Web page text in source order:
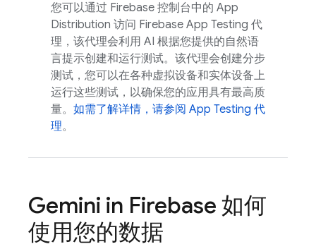
您可以通过 Firebase 控制台中的 App
Distribution 访问 Firebase App Testing 代
理，该代理会利用 AI 根据您提供的自然语
言提示创建和运行测试。该代理会创建分步
测试，您可以在各种虚拟设备和实体设备上
运行这些测试，以确保您的应用具有最高质
量。 如需了解详情，请参阅 App Testing 代
理。
Gemini in Firebase 如何
使用您的数据